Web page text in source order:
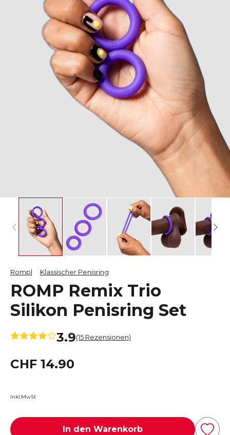
Romp Klassischer Penisring
ROMP Remix Trio
Silikon Penisring Set
3.9(15 Rezensionen)
CHF 14.90
Inkl.MwSt
In den Warenkorb